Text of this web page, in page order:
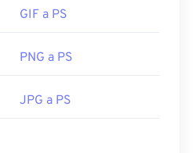
GIF a PS
PNG a PS
JPG a PS